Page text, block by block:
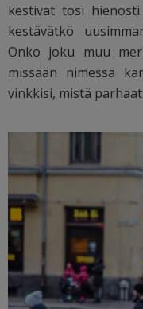
kestivät tosi
kestävätkö
Onko joku muu
missään nimessä
vinkkisi, mistä